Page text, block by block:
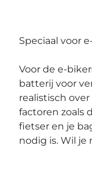
Speciaal voor
Voor de e-
batterij voor
realistisch
factoren zoals
fietser en je
nodig is. Wil